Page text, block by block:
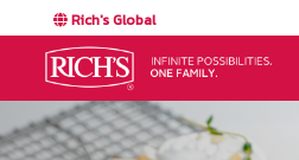
Rich's Global